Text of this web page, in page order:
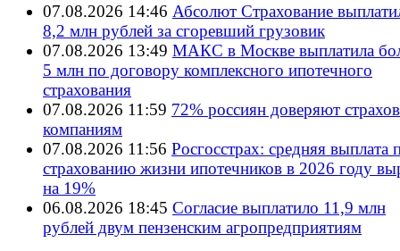
07.08.2026 14:46 Абсолют Страхование
8,2 млн рублей за сгоревший грузовик
07.08.2026 13:49 МАКС в Москве выплатила
5 млн по договору комплексного ипотечного
страхования
07.08.2026 11:59 72% россиян доверяют
компаниям
07.08.2026 11:56 Росгосстрах: средняя выплата
страхованию жизни ипотечников в 2026 году
на 19%
06.08.2026 18:45 Согласие выплатило 11,9 млн
рублей двум пензенским агропредприятиям